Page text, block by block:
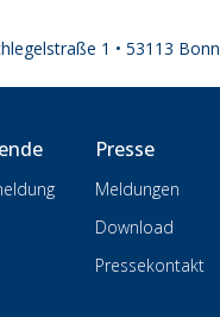
1 • 53113 Bonn
Presse
Meldungen
Download
Pressekontakt